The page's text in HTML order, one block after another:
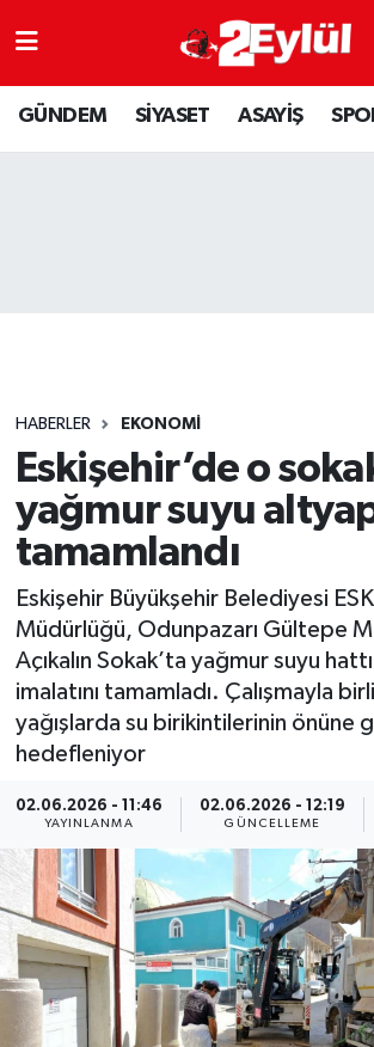
GÜNDEM SİYASET ASAYİŞ
HABERLER EKONOMİ
Eskişehir’de o
yağmur suyu
tamamlandı
Eskişehir Büyükşehir Belediyesi
Müdürlüğü, Odunpazarı Gültepe
Açıkalın Sokak’ta yağmur suyu
imalatını tamamladı. Çalışmayla
yağışlarda su birikintilerinin önüne
hedefleniyor
02.06.2026 - 11:46
YAYINLANMA
02.06.2026 - 12:19
GÜNCELLEME
ASAYİŞ
DÜNYA
SPOR
YAŞAM
Nöbetçi Eczaneler
Hava Durumu
Son Dakika Haberleri
Haber Arşivi